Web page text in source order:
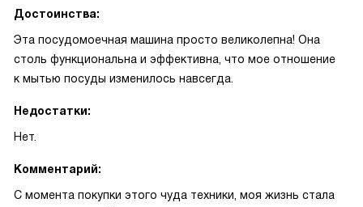
Достоинства:
Эта посудомоечная машина просто великолепна! Она
столь функциональна и эффективна, что мое отношение
к мытью посуды изменилось навсегда.
Недостатки:
Нет.
Комментарий:
С момента покупки этого чуда техники, моя жизнь стала